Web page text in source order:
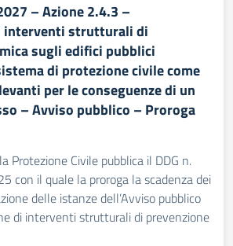
– Azione 2.4.3 –
interventi strutturali di
sugli edifici pubblici
di protezione civile come
per le conseguenze di un
– Avviso pubblico – Proroga
Protezione Civile pubblica il DDG n.
con il quale la proroga la scadenza dei
delle istanze dell’Avviso pubblico
di interventi strutturali di prevenzione